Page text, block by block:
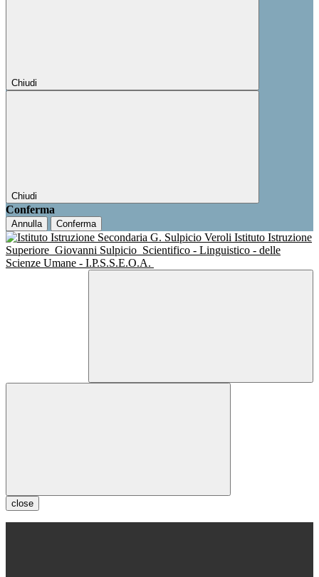
Chiudi
Chiudi
Conferma
Annulla Conferma
Istituto Istruzione
Superiore Giovanni Sulpicio Scientifico - Linguistico - delle
Scienze Umane - I.P.S.S.E.O.A.
close